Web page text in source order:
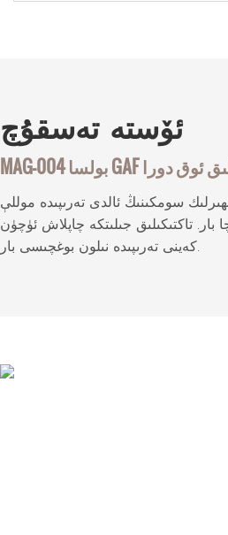
ئۆستە تەسقۇچ
سومكىنىڭ ئالدى تەرىپىدە موللې
تاكتىكىلىق جىلىتكە چاپلاش ئۈچۈن
كەينى تەرىپىدە نىلون بوغچىسى بار.